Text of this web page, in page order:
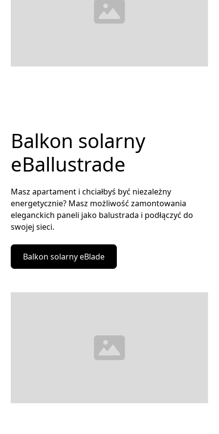
Balkon solarny
eBallustrade
Masz apartament i chciałbyś być niezależny
energetycznie? Masz możliwość zamontowania
eleganckich paneli jako balustrada i podłączyć do
swojej sieci.
Balkon solarny eBlade